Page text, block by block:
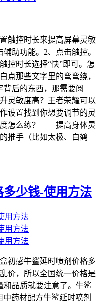
触控时长来提高屏幕灵敏
助功能。2、点击触控。
控时长选择“快”即可。怎
点那些文字里的弯弯绕，
后的东西，那需要阅
灵敏度高？王者荣耀可以
设置找到你想要调节的灵
度怎么练？ 提高身体灵
推手（比如太极、白鹤
少钱-使用方法
初感牛鲨延时喷剂价格多
价，所以全国统一价格是
和品质就要注意了。牛鲨
药材配方牛鲨延时喷剂